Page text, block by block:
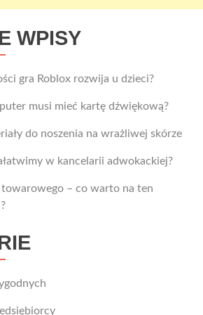
WPISY
gra Roblox rozwija u dzieci?
musi mieć kartę dźwiękową?
do noszenia na wrażliwej skórze
w kancelarii adwokackiej?
– co warto na ten